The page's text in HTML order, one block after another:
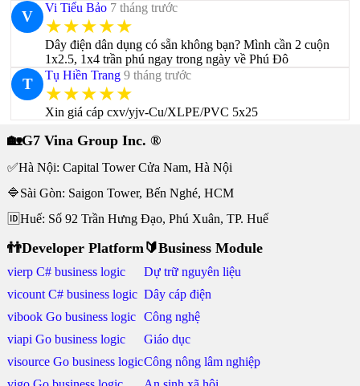
V
Vi Tiểu Bảo 7 tháng trước
★★★★★
Dây điện dân dụng có sẵn không bạn? Mình cần 2 cuộn
1x2.5, 1x4 trần phú ngay trong ngày về Phú Đô
T
Tụ Hiền Trang 9 tháng trước
★★★★★
Xin giá cáp cxv/yjv-Cu/XLPE/PVC 5x25
🏡G7 Vina Group Inc. ®
✅Hà Nội: Capital Tower Cửa Nam, Hà Nội
🔷Sài Gòn: Saigon Tower, Bến Nghé, HCM
🆔Huế: Số 92 Trần Hưng Đạo, Phú Xuân, TP. Huế
👬Developer Platform
vierp C# business logic
vicount C# business logic
vibook Go business logic
viapi Go business logic
visource Go business logic
🔰Business Module
Dự trữ nguyên liệu
Dây cáp điện
Công nghệ
Giáo dục
Công nông lâm nghiệp